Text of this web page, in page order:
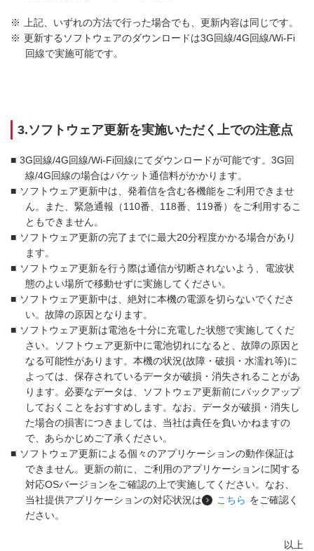
※
上記、いずれの方法で行った場合でも、更新内容は同じです。
※ 更新するソフトウェアのダウンロードは3G回線/4G回線/Wi-Fi
回線で実施可能です。
3.ソフトウェア更新を実施いただく上での注意点
■ 3G回線/4G回線/Wi-Fi回線にてダウンロードが可能です。3G回
線/4G回線の場合はパケット通信料がかかります。
■ ソフトウェア更新中は、発着信を含む各機能をご利用できませ
ん。また、緊急通報（110番、118番、119番）をご利用するこ
ともできません。
■ ソフトウェア更新の完了までに最大20分程度かかる場合があり
ます。
■ ソフトウェア更新を行う際は通信が切断されないよう、電波状
態のよい場所で移動せずに実施してください。
■ ソフトウェア更新中は、絶対に本機の電源を切らないでくださ
い。故障の原因となります。
■ ソフトウェア更新は電池を十分に充電した状態で実施してくだ
さい。ソフトウェア更新中に電池切れになると、故障の原因と
なる可能性があります。本機の状況(故障・破損・水濡れ等)に
よっては、保存されているデータが破損・消失されることがあ
ります。必要なデータは、ソフトウェア更新前にバックアップ
しておくことをおすすめします。なお、データが破損・消失し
た場合の損害につきましては、当社は責任を負いかねますの
で、あらかじめご了承ください。
■ ソフトウェア更新による個々のアプリケーションの動作保証は
できません。更新の前に、ご利用のアプリケーションに関する
対応OSバージョンをご確認の上で実施してください。なお、
当社提供アプリケーションの対応状況は
こちら をご確認く
ださい。
以上